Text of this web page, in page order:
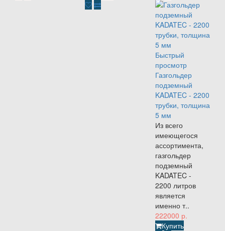
Быстрый
просмотр
Газгольдер
подземный
KADATEC - 2200
трубки, толщина
5 мм
Из всего
имеющегося
ассортимента,
газгольдер
подземный
KADATEC -
2200 литров
является
именно т..
222000 р.
Купить